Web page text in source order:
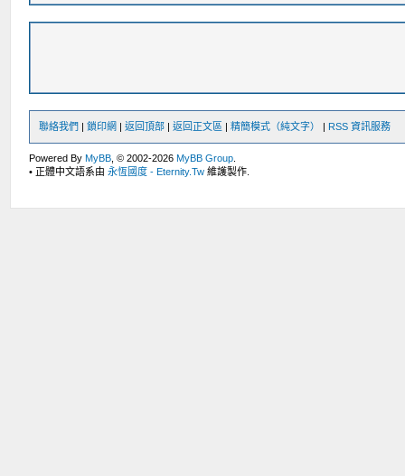
聯絡我們 |鎖印網 |返回頂部 |返回正文區 |精簡模式（純文字） | RSS 資訊服務
Powered ByMyBB , © 2002-2026MyBB Group
• 正體中文語系由永恆國度 - Eternity.Tw 維護製作.